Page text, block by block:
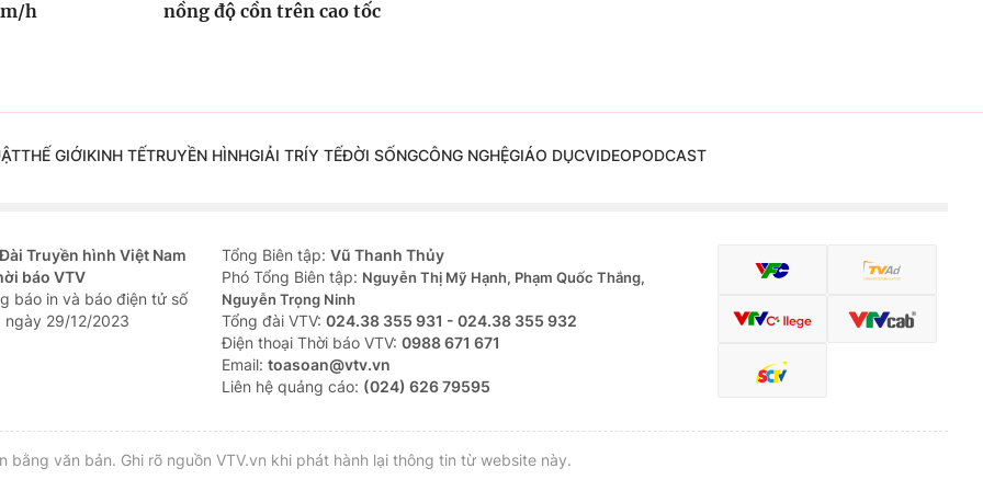
h nồng độ cồn trên cao tốc
THẾ GIỚIKINH TẾTRUYỀN HÌNHGIẢI TRÍY TẾĐỜI SỐNGCÔNG NGHỆGIÁO DỤCVIDEOPODCAST
Đài Truyền hình Việt Nam
báo VTV
báo in và báo điện tử số
ngày 29/12/2023
Tổng Biên tập: Vũ Thanh Thủy
Phó Tổng Biên tập: Nguyễn Thị Mỹ Hạnh, Phạm Quốc Thắng,
Nguyễn Trọng Ninh
Tổng đài VTV: 024.38 355 931 - 024.38 355 932
Ðiện thoại Thời báo VTV: 0988 671 671
Email: toasoan@vtv.vn
Liên hệ quảng cáo: (024) 626 79595
văn bản. Ghi rõ nguồn VTV.vn khi phát hành lại thông tin từ website này.